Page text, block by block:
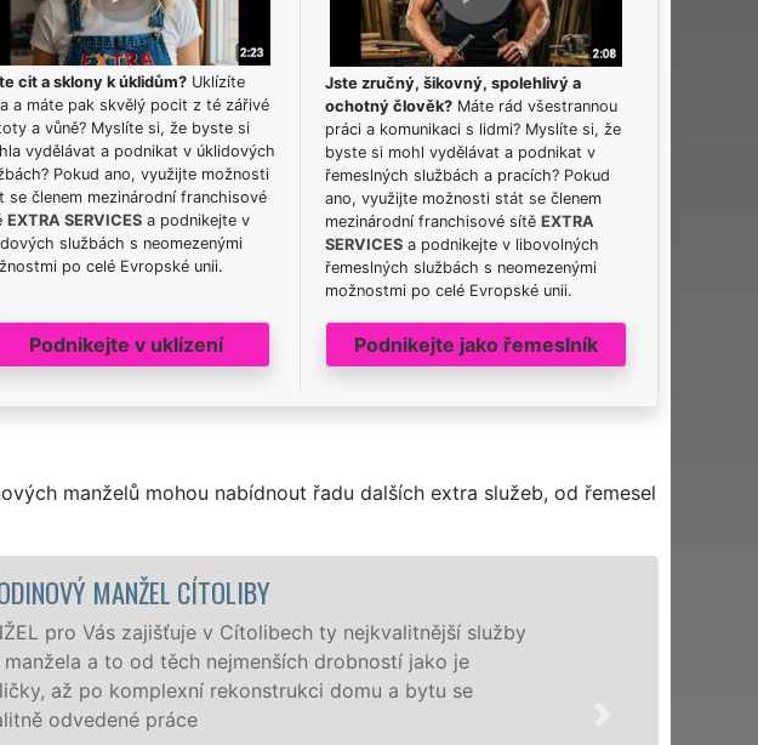
cit a sklony k úklidům?Uklízíte
a máte pak skvělý pocit z té zářivé
a vůně? Myslíte si, že byste si
vydělávat a podnikat v úklidových
Pokud ano, využijte možnosti
se členem mezinárodní franchisové
EXTRA SERVICESa podnikejte v
službách s neomezenými
po celé Evropské unii.
Podnikejte v uklízení
Jste zručný, šikovný, spolehlivý a
ochotný člověk? Máte rád všestrannou
práci a komunikaci s lidmi? Myslíte si, že
byste si mohl vydělávat a podnikat v
řemeslných službách a pracích? Pokud
ano, využijte možnosti stát se členem
mezinárodní franchisové sítěEXTRA
SERVICES a podnikejte v libovolných
řemeslných službách s neomezenými
možnostmi po celé Evropské unii.
Podnikejte jako řemeslník
manželů mohou nabídnout řadu dalších extra služeb, od řemesel
ty nejkvalitnější služby
drobností jako je
domu a bytu se